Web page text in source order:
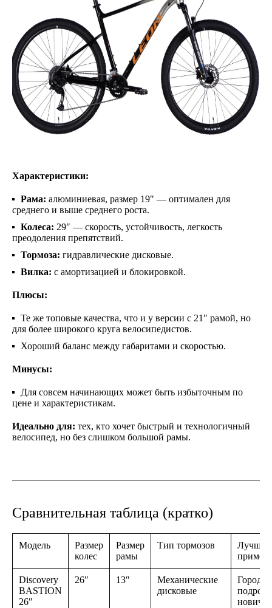
Характеристики:
Рама: алюминиевая, размер 19″ — оптимален для
среднего и выше среднего роста.
Колеса: 29″ — скорость, устойчивость, легкость
преодоления препятствий.
Тормоза: гидравлические дисковые.
Вилка: с амортизацией и блокировкой.
Плюсы:
Те же топовые качества, что и у версии с 21″ рамой, но
для более широкого круга велосипедистов.
Хороший баланс между габаритами и скоростью.
Минусы:
Для совсем начинающих может быть избыточным по
цене и характеристикам.
Идеально для: тех, кто хочет быстрый и технологичный
велосипед, но без слишком большой рамы.
Сравнительная таблица (кратко)
Модель
Размер
колес
Размер
рамы
Тип тормозов
Лучшее
Discovery
BASTION
26″
26″ 13″
Механические
дисковые
Город,